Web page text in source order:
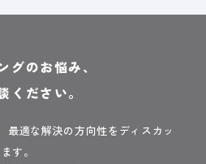
グのお悩み、
ください。
最適な解決の方向性をディスカッ
す。